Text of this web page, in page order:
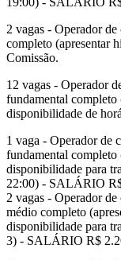
2 vagas - Operador
completo (apresentar
Comissão.
12 vagas - Operador
fundamental completo
disponibilidade de
1 vaga - Operador de
fundamental completo
disponibilidade para
22:00) - SALÁRIO
2 vagas - Operador
médio completo
disponibilidade para
3) - SALÁRIO R$